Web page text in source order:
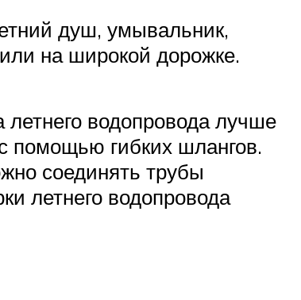
душ, умывальник,
на широкой дорожке.
водопровода лучше
помощью гибких шлангов.
соединять трубы
летнего водопровода